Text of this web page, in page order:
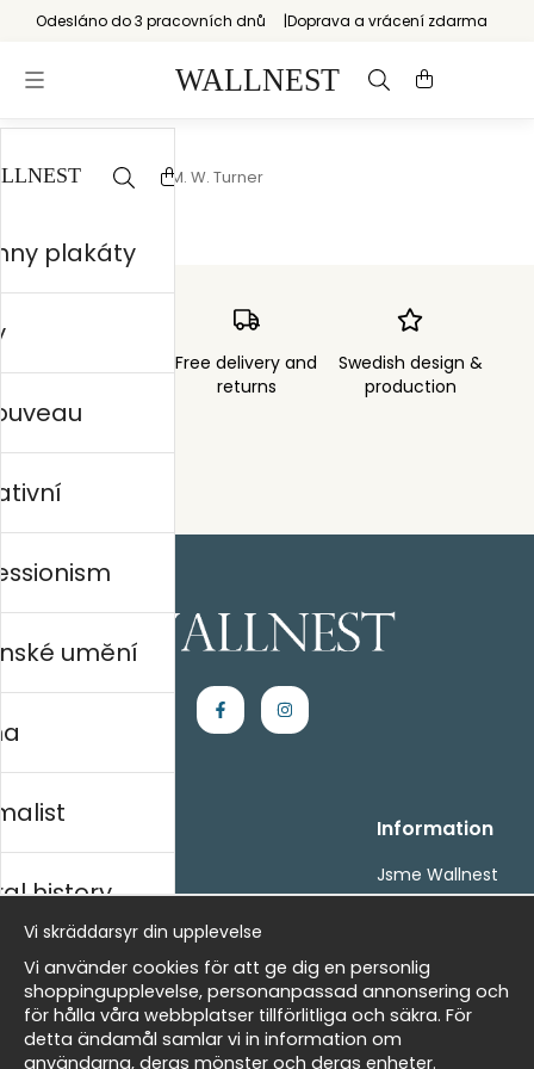
Odesláno do 3 pracovních dnů Doprava a vrácení zdarma
Start / Krajina J. M. W. Turner
Free delivery and
returns
Swedish design &
production
Handla
Villkor
- Returer och återbetalningar
Om cookies
Mina favoriter
Information
Jsme Wallnest
FAQ
Newsletter
plakáty
umění
history
Vi skräddarsyr din upplevelse
Vi använder cookies för att ge dig en personlig
shoppingupplevelse, personanpassad annonsering och
för hålla våra webbplatser tillförlitliga och säkra. För
detta ändamål samlar vi in information om
användarna, deras mönster och deras enheter.